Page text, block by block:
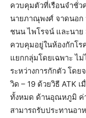
ควบคุมตัวที่เรือนจำชั่ว
นายภาณุพงศ์ จาดนอก
ชนน ไพโรจน์ และนา
ควบคุมอยู่ในห้องกักโร
แยกกลุ่มโดยเฉพาะ ไ
ระหว่างการกักตัว โด
วิด – 19 ด้วยวิธี ATK
ทั้งหมด ด้านอุณหภูมิ ค่
สามารถรับประทานอ